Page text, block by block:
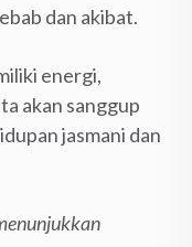
dan akibat.
energi,
akan sanggup
jasmani dan